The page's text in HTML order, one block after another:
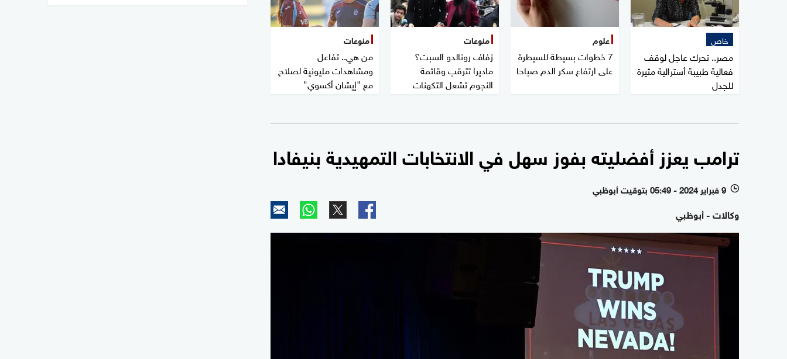
خاص
مصر.. تحرك عاجل لوقف
فعالية طبيبة أسترالية مثيرة
للجدل
علوم
7 خطوات بسيطة للسيطرة
على ارتفاع سكر الدم صباحا
منوعات
زفاف رونالدو السبت؟
ماديرا تترقب وقائمة
النجوم تشعل التكهنات
منوعات
من هي.. تفاعل
ومشاهدات مليونية لصلاح
مع "إيشان أكسوي"
ترامب يعزز أفضليته بفوز سهل في الانتخابات التمهيدية بنيفادا
l 9 فبراير 2024 - 05:49 بتوقيت أبوظبي
وكالات - أبوظبي